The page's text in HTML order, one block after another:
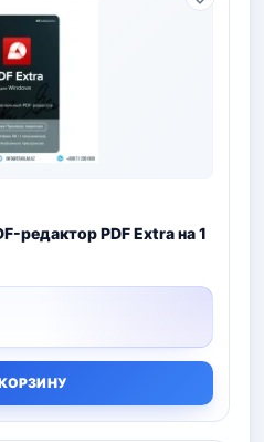
редактор PDF Extra на 1